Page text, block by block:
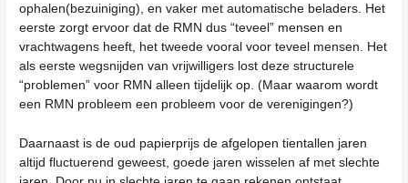
ophalen(bezuiniging), en vaker met automatische beladers. Het
eerste zorgt ervoor dat de RMN dus “teveel” mensen en
vrachtwagens heeft, het tweede vooral voor teveel mensen. Het
als eerste wegsnijden van vrijwilligers lost deze structurele
“problemen” voor RMN alleen tijdelijk op. (Maar waarom wordt
een RMN probleem een probleem voor de verenigingen?)
Daarnaast is de oud papierprijs de afgelopen tientallen jaren
altijd fluctuerend geweest, goede jaren wisselen af met slechte